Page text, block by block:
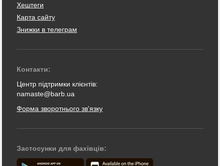
Хештеги
Карта сайту
Знижки в телеграм
Контакти:
Центр підтримки клієнтів:
namaste@barb.ua
Форма зворотнього зв'язку
Застосунки для фахівців: